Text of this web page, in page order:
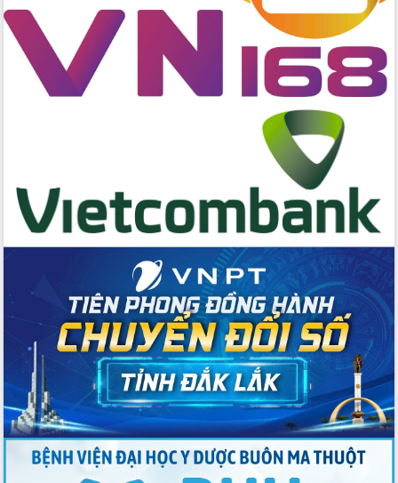
Quyền của người tiêu dùng Việt Nam
2026
Đẩy mạnh cải cách hành chính, quyết
tâm đạt được mục tiêu tăng trưởng
hai con số trong năm 2026
Nhân dân tỉnh
Bệnh án điện tử thúc đẩy chuyển đổi
số y tế tại Đắk Lắk
không gian tri thức trong thời đại số
Đánh giá, rút kinh nghiệm công tác tổ
chức diễn tập trước ngày bầu cử
Chương trình “Gặp gỡ hữu nghị –
Friendship Meeting New Year 2026”
Bầu cử Quốc hội và HĐND: Cử tri Đắk
Lắk gửi gắm niềm tin, kỳ vọng vào lá
phiếu
Đắk Lắk sẵn sàng các điều kiện cho
Ngày hội bầu cử đại biểu Quốc hội
khóa XVI và HĐND các cấp nhiệm kỳ